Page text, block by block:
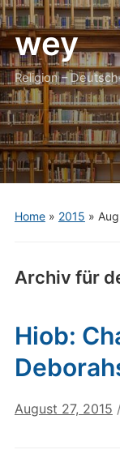
wey
Religion –
Home» 2015 »
Archiv für
Hiob:
August 27, 2015 /